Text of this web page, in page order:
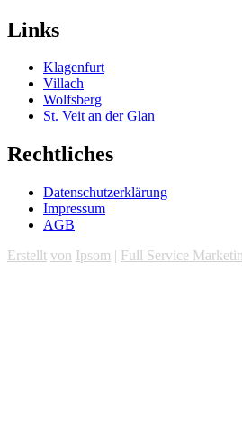
Links
Klagenfurt
Villach
Wolfsberg
St. Veit an der Glan
Rechtliches
Datenschutzerklärung
Impressum
AGB
Erstellt von Ipsom | Full Service